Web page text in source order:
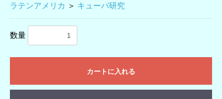
ラテンアメリカ ＞ キューバ研究
数量
カートに入れる